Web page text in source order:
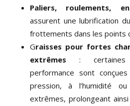
Paliers, roulements,
assurent une lubrification
frottements dans les points
Graisses pour fortes
extrêmes : certaines
performance sont
pression, à l’humidité
extrêmes, prolongeant